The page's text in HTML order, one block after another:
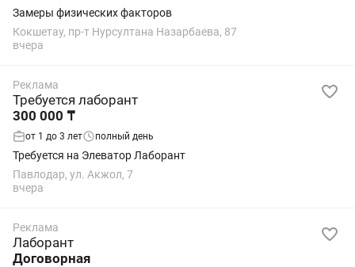
Замеры физических факторов
Кокшетау, пр-т Нурсултана Назарбаева, 87
вчера
Реклама
Требуется лаборант
300 000 ₸
от 1 до 3 лет полный день
Требуется на Элеватор Лаборант
Павлодар, ул. Акжол, 7
вчера
Реклама
Лаборант
Договорная